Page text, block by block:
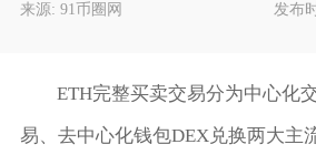
来源: 91币圈网 发布
ETH完整买卖交易分为中心化
易、去中心化钱包DEX兑换两大主